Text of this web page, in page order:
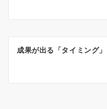
ナ
ビ
ゲ
シ
成果が出る「タイミング